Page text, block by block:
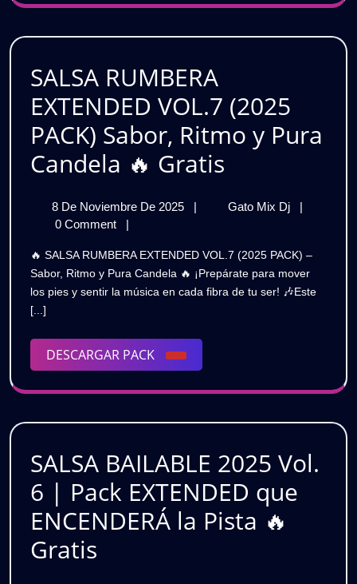
Bailables
|
SALSA RUMBERA
EXTENDED VOL.7 (2025
PACK) Sabor, Ritmo y Pura
Candela 🔥 Gratis
EXTENDED
VOL.7
(2025
PACK)
Y
Pura
Candela
🔥
Gratis
8 De Noviembre De 2025
De
2025
| Gato Mix Dj
SALSA
VOL.7
(2025
PACK)
|
0 Comment
|
🔥 SALSA RUMBERA EXTENDED VOL.7 (2025 PACK) –
Sabor, Ritmo y Pura Candela 🔥 ¡Prepárate para mover
los pies y sentir la música en cada fibra de tu ser! 🎶Este
[...]
DESCARGAR PACK
DESCARGAR
PACK
SALSA BAILABLE 2025 Vol.
6 | Pack EXTENDED que
ENCENDERÁ la Pista 🔥
Gratis